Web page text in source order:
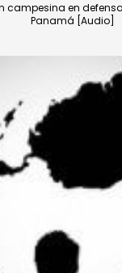
campesina en
Panamá [Audio]